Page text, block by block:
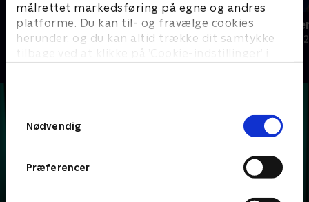
målrettet markedsføring på egne og andres
platforme. Du kan til- og fravælge cookies
herunder, og du kan altid trække dit samtykke
tilbage ved at klikke på ’Cookie-indstillinger’ i
Nødvendig
Præferencer
24 stjerners julikalender
TV-Shows • 1 sæsoner
Hvem vil
Quiz-shows •